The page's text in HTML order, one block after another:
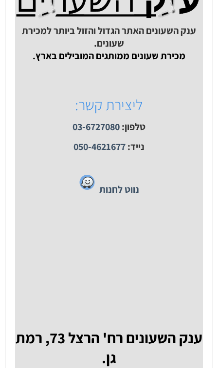
ענק השעונים האתר הגדול והזול ביותר למכירת
שעונים.
מכירת שעונים ממותגים המובילים בארץ.
ליצירת קשר:
טלפון:03-6727080
נייד:050-4621677
נווט לחנות
ענק השעונים רח' הרצל 73, רמת
גן.